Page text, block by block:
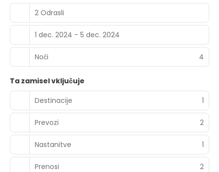
2 Odrasli
1 dec. 2024 - 5 dec. 2024
Noči 4
Ta zamisel vključuje
Destinacije
1
Prevozi 2
Nastanitve 1
Prenosi 2